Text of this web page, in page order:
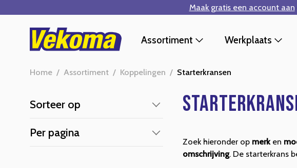
Maak gratis een account aan
Assortiment Werkplaats
Home / Assortiment / Koppelingen / Starterkransen
Zoek hieronder op merk en
omschrijving. De starterkrans
Sorteer op
Per pagina